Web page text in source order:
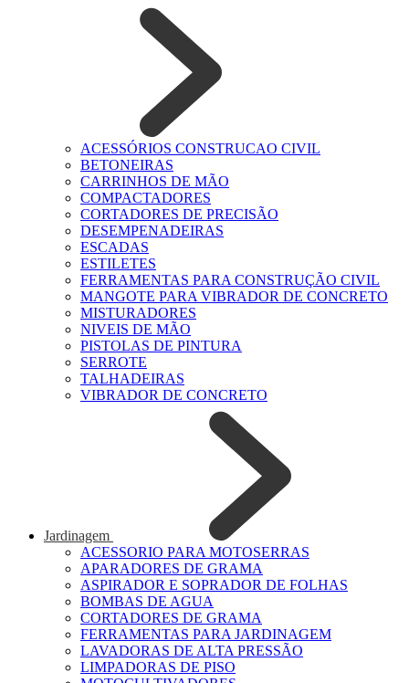
ACESSÓRIOS CONSTRUCAO CIVIL
BETONEIRAS
CARRINHOS DE MÃO
COMPACTADORES
CORTADORES DE PRECISÃO
DESEMPENADEIRAS
ESCADAS
ESTILETES
FERRAMENTAS PARA CONSTRUÇÃO CIVIL
MANGOTE PARA VIBRADOR DE CONCRETO
MISTURADORES
NIVEIS DE MÃO
PISTOLAS DE PINTURA
SERROTE
TALHADEIRAS
VIBRADOR DE CONCRETO
Jardinagem
ACESSORIO PARA MOTOSERRAS
APARADORES DE GRAMA
ASPIRADOR E SOPRADOR DE FOLHAS
BOMBAS DE AGUA
CORTADORES DE GRAMA
FERRAMENTAS PARA JARDINAGEM
LAVADORAS DE ALTA PRESSÃO
LIMPADORAS DE PISO